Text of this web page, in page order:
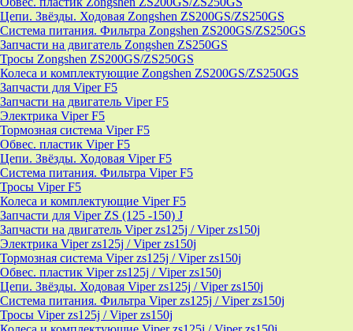
Цепи. Звёзды. Ходовая Zongshen ZS200GS/ZS250GS
Система питания. Фильтра Zongshen ZS200GS/ZS250GS
Запчасти на двигатель Zongshen ZS250GS
Тросы Zongshen ZS200GS/ZS250GS
Колеса и комплектующие Zongshen ZS200GS/ZS250GS
Запчасти для Viper F5
Запчасти на двигатель Viper F5
Электрика Viper F5
Тормозная система Viper F5
Обвес. пластик Viper F5
Цепи. Звёзды. Ходовая Viper F5
Система питания. Фильтра Viper F5
Тросы Viper F5
Колеса и комплектующие Viper F5
Запчасти для Viper ZS (125 -150) J
Запчасти на двигатель Viper zs125j / Viper zs150j
Электрика Viper zs125j / Viper zs150j
Тормозная система Viper zs125j / Viper zs150j
Обвес. пластик Viper zs125j / Viper zs150j
Цепи. Звёзды. Ходовая Viper zs125j / Viper zs150j
Система питания. Фильтра Viper zs125j / Viper zs150j
Тросы Viper zs125j / Viper zs150j